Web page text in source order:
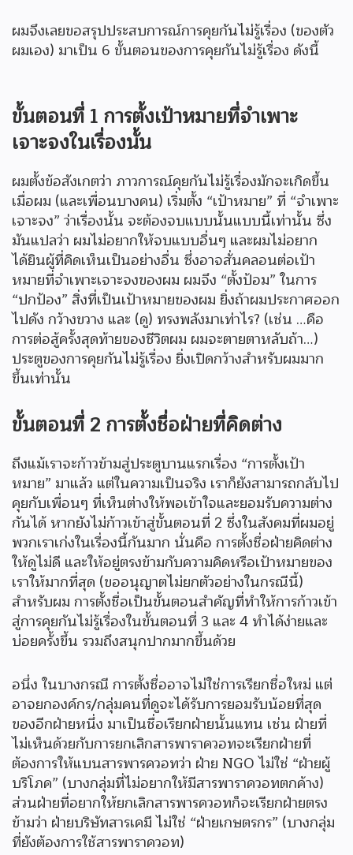
ผมจึงเลยขอสรุปประสบการณ์การคุยกันไม่รู้เรื่อง (ของตัว
ผมเอง) มาเป็น 6 ขั้นตอนของการคุยกันไม่รู้เรื่อง ดังนี้
ขั้นตอนที่ 1 การตั้งเป้าหมายที่จำเพาะ
เจาะจงในเรื่องนั้น
ผมตั้งข้อสังเกตว่า ภาวการณ์คุยกันไม่รู้เรื่องมักจะเกิดขึ้น
เมื่อผม (และเพื่อนบางคน) เริ่มตั้ง “เป้าหมาย” ที่ “จำเพาะ
เจาะจง” ว่าเรื่องนั้น จะต้องจบแบบนั้นแบบนี้เท่านั้น ซึ่ง
มันแปลว่า ผมไม่อยากให้จบแบบอื่นๆ และผมไม่อยาก
ได้ยินผู้ที่คิดเห็นเป็นอย่างอื่น ซึ่งอาจสั่นคลอนต่อเป้า
หมายที่จำเพาะเจาะจงของผม ผมจึง “ตั้งป้อม” ในการ
“ปกป้อง” สิ่งที่เป็นเป้าหมายของผม ยิ่งถ้าผมประกาศออก
ไปดัง กว้างขวาง และ (ดู) ทรงพลังมาเท่าไร? (เช่น …คือ
การต่อสู้ครั้งสุดท้ายของชีวิตผม ผมจะตายตาหลับถ้า…)
ประตูของการคุยกันไม่รู้เรื่อง ยิ่งเปิดกว้างสำหรับผมมาก
ขึ้นเท่านั้น
ขั้นตอนที่ 2 การตั้งชื่อฝ่ายที่คิดต่าง
ถึงแม้เราจะก้าวข้ามสู่ประตูบานแรกเรื่อง “การตั้งเป้า
หมาย” มาแล้ว แต่ในความเป็นจริง เราก็ยังสามารถกลับไป
คุยกับเพื่อนๆ ที่เห็นต่างให้พอเข้าใจและยอมรับความต่าง
กันได้ หากยังไม่ก้าวเข้าสู่ขั้นตอนที่ 2 ซึ่งในสังคมที่ผมอยู่
พวกเราเก่งในเรื่องนี้กันมาก นั่นคือ การตั้งชื่อฝ่ายคิดต่าง
ให้ดูไม่ดี และให้อยู่ตรงข้ามกับความคิดหรือเป้าหมายของ
เราให้มากที่สุด (ขออนุญาตไม่ยกตัวอย่างในกรณีนี้)
สำหรับผม การตั้งชื่อเป็นขั้นตอนสำคัญที่ทำให้การก้าวเข้า
สู่การคุยกันไม่รู้เรื่องในขั้นตอนที่ 3 และ 4 ทำได้ง่ายและ
บ่อยครั้งขึ้น รวมถึงสนุกปากมากขึ้นด้วย
อนึ่ง ในบางกรณี การตั้งชื่ออาจไม่ใช่การเรียกชื่อใหม่ แต่
อาจยกองค์กร/กลุ่มคนที่ดูจะได้รับการยอมรับน้อยที่สุด
ของอีกฝ่ายหนึ่ง มาเป็นชื่อเรียกฝ่ายนั้นแทน เช่น ฝ่ายที่
ไม่เห็นด้วยกับการยกเลิกสารพาราควอทจะเรียกฝ่ายที่
ต้องการให้แบนสารพารควอทว่า ฝ่าย NGO ไม่ใช่ “ฝ่ายผู้
บริโภค” (บางกลุ่มที่ไม่อยากให้มีสารพาราควอทตกค้าง)
ส่วนฝ่ายที่อยากให้ยกเลิกสารพารควอทก็จะเรียกฝ่ายตรง
ข้ามว่า ฝ่ายบริษัทสารเคมี ไม่ใช่ “ฝ่ายเกษตรกร” (บางกลุ่ม
ที่ยังต้องการใช้สารพาราควอท)